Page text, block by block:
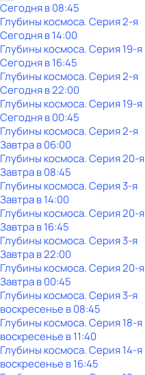
Сегодня в 08:45
Глубины космоса. Серия 2-я
Сегодня в 14:00
Глубины космоса. Серия 19-я
Сегодня в 16:45
Глубины космоса. Серия 2-я
Сегодня в 22:00
Глубины космоса. Серия 19-я
Сегодня в 00:45
Глубины космоса. Серия 2-я
Завтра в 06:00
Глубины космоса. Серия 20-я
Завтра в 08:45
Глубины космоса. Серия 3-я
Завтра в 14:00
Глубины космоса. Серия 20-я
Завтра в 16:45
Глубины космоса. Серия 3-я
Завтра в 22:00
Глубины космоса. Серия 20-я
Завтра в 00:45
Глубины космоса. Серия 3-я
воскресенье в08:45
Глубины космоса. Серия 18-я
воскресенье в11:40
Глубины космоса. Серия 14-я
воскресенье в16:45